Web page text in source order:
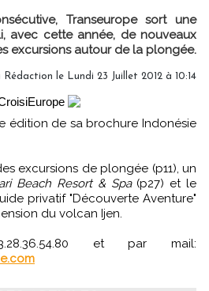
Transeurope sort une
avec cette année, de nouveaux
excursions autour de la plongée.
Rédaction le Lundi 23 Juillet 2012 à 10:14
édition de sa brochure Indonésie
excursions de plongée (p11), un
Beach Resort & Spa(p27) et le
privatif "Découverte Aventure"
du volcan Ijen.
et par mail: